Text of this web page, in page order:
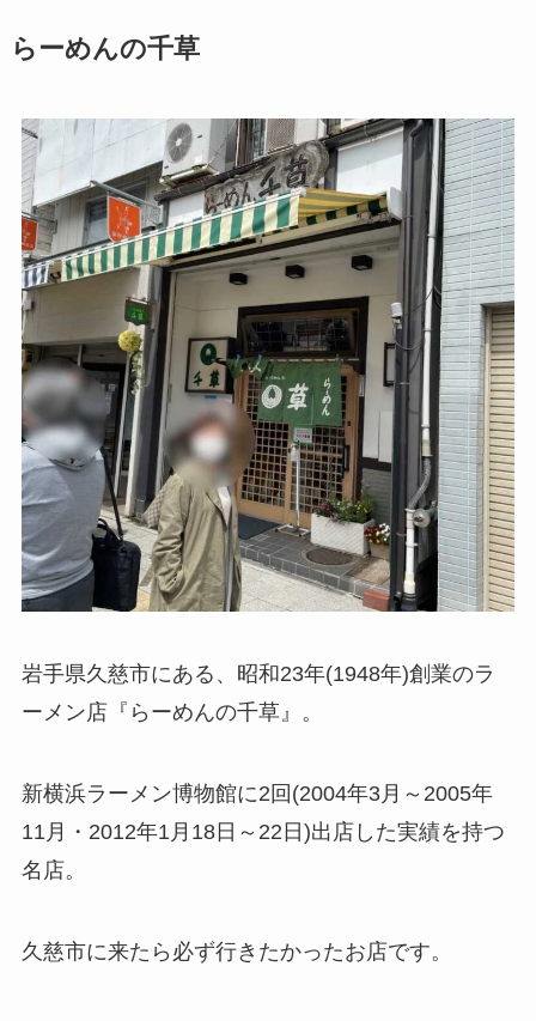
らーめんの千草
岩手県久慈市にある、昭和23年(1948年)創業のラ
ーメン店『らーめんの千草』。
新横浜ラーメン博物館に2回(2004年3月～2005年
11月・2012年1月18日～22日)出店した実績を持つ
名店。
久慈市に来たら必ず行きたかったお店です。